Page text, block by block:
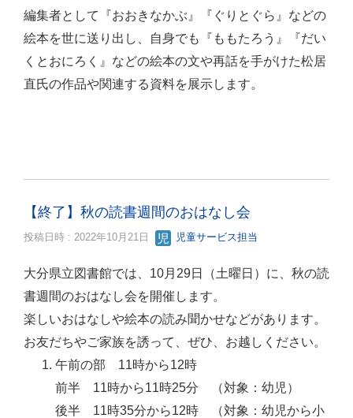
編集者として『おおきなかぶ』『ぐりとぐら』などの
絵本を世に送り出し、自身でも『ももたろう』『だい
くとおにろく』などの絵本の文や再話を手がけた松居
直氏の作品や関連する資料を展示します。
【終了】秋の読書週間のおはなし会
投稿日時 : 2022年10月21日 児童サービス担当
大分県立図書館では、10月29日（土曜日）に、秋の読
書週間のおはなし会を開催します。
楽しいおはなしや絵本の読み聞かせなどがあります。
お友だちやご家族を誘って、ぜひ、お越しください。
午前の部 11時から12時
前半 11時から11時25分 （対象：幼児）
後半 11時35分から12時 （対象：幼児から小